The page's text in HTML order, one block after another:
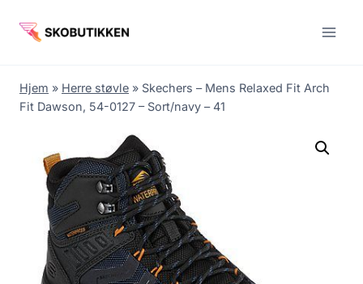
Hjem » Herre støvle » Skechers – Mens Relaxed Fit Arch
Fit Dawson, 54-0127 – Sort/navy – 41